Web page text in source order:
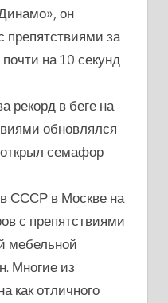
он
препятствиями за
на 10 секунд
рекорд в беге на
обновлялся
открыл семафор
СССР в Москве на
с препятствиями
мебельной
Многие из
как отличного